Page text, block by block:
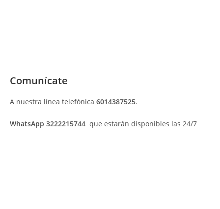
Comunícate
A nuestra línea telefónica 6014387525.
WhatsApp 3222215744 que estarán disponibles las 24/7